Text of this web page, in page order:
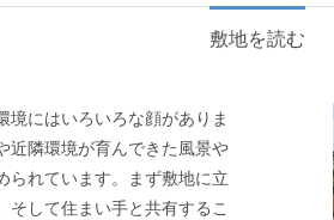
敷地を読む
にはいろいろな顔がありま
近隣環境が育んできた風景や
られています。まず敷地に立
そして住まい手と共有するこ